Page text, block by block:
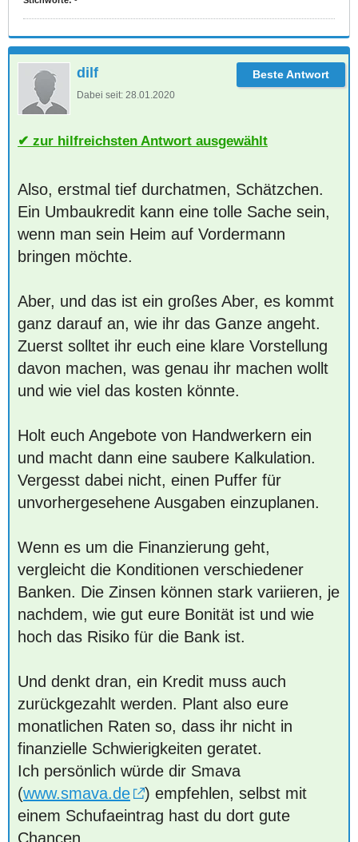
dilf
Dabei seit: 28.01.2020
zur hilfreichsten Antwort ausgewählt
Also, erstmal tief durchatmen, Schätzchen.
Ein Umbaukredit kann eine tolle Sache sein,
wenn man sein Heim auf Vordermann
bringen möchte.
Aber, und das ist ein großes Aber, es kommt
ganz darauf an, wie ihr das Ganze angeht.
Zuerst solltet ihr euch eine klare Vorstellung
davon machen, was genau ihr machen wollt
und wie viel das kosten könnte.
Holt euch Angebote von Handwerkern ein
und macht dann eine saubere Kalkulation.
Vergesst dabei nicht, einen Puffer für
unvorhergesehene Ausgaben einzuplanen.
Wenn es um die Finanzierung geht,
vergleicht die Konditionen verschiedener
Banken. Die Zinsen können stark variieren, je
nachdem, wie gut eure Bonität ist und wie
hoch das Risiko für die Bank ist.
Und denkt dran, ein Kredit muss auch
zurückgezahlt werden. Plant also eure
monatlichen Raten so, dass ihr nicht in
finanzielle Schwierigkeiten geratet.
Ich persönlich würde dir Smava
(www.smava.de
) empfehlen, selbst mit
einem Schufaeintrag hast du dort gute
Chancen.